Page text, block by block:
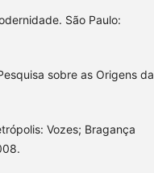
São Paulo:
sobre as Origens da
Vozes; Bragança